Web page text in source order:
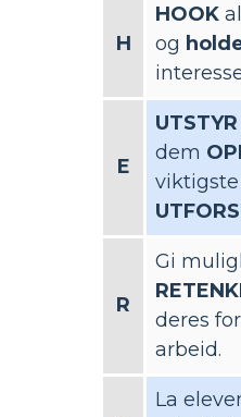
H
HOOK
og
E
UTSTYR
dem
R
Gi
deres
arbeid.
La